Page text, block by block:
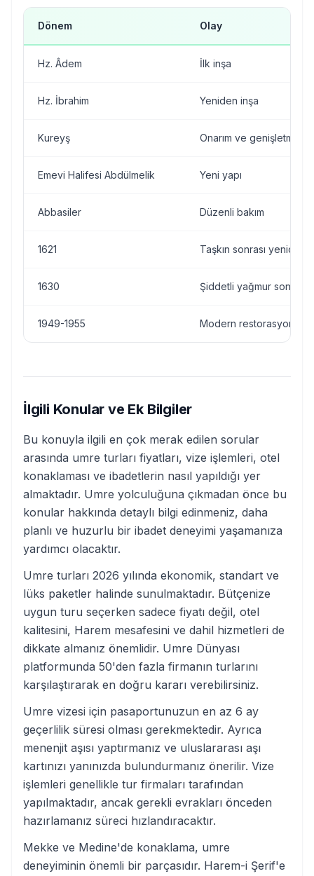
Dönem Olay
Hz. Âdem İlk inşa
Hz. İbrahim Yeniden inşa
Kureyş Onarım ve genişletme
Emevi Halifesi Abdülmelik Yeni yapı
Abbasiler Düzenli bakım
1621 Taşkın sonrası yeniden
1630 Şiddetli yağmur sonrası
1949-1955 Modern restorasyon
İlgili Konular ve Ek Bilgiler
Bu konuyla ilgili en çok merak edilen sorular
arasında umre turları fiyatları, vize işlemleri, otel
konaklaması ve ibadetlerin nasıl yapıldığı yer
almaktadır. Umre yolculuğuna çıkmadan önce bu
konular hakkında detaylı bilgi edinmeniz, daha
planlı ve huzurlu bir ibadet deneyimi yaşamanıza
yardımcı olacaktır.
Umre turları 2026 yılında ekonomik, standart ve
lüks paketler halinde sunulmaktadır. Bütçenize
uygun turu seçerken sadece fiyatı değil, otel
kalitesini, Harem mesafesini ve dahil hizmetleri de
dikkate almanız önemlidir. Umre Dünyası
platformunda 50'den fazla firmanın turlarını
karşılaştırarak en doğru kararı verebilirsiniz.
Umre vizesi için pasaportunuzun en az 6 ay
geçerlilik süresi olması gerekmektedir. Ayrıca
menenjit aşısı yaptırmanız ve uluslararası aşı
kartınızı yanınızda bulundurmanız önerilir. Vize
işlemleri genellikle tur firmaları tarafından
yapılmaktadır, ancak gerekli evrakları önceden
hazırlamanız süreci hızlandıracaktır.
Mekke ve Medine'de konaklama, umre
deneyiminin önemli bir parçasıdır. Harem-i Şerif'e